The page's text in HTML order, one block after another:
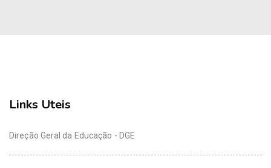
Links Uteis
Direção Geral da Educação - DGE